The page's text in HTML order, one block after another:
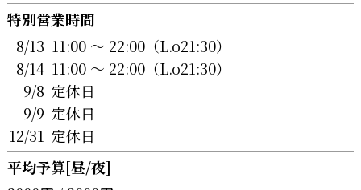
特別営業時間
8/13 11:00 〜 22:00（L.o21:30）
8/14 11:00 〜 22:00（L.o21:30）
9/8 定休日
9/9 定休日
12/31 定休日
平均予算[昼/夜]